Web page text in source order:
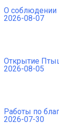
О соблюдении
2026-08-07
Открытие
2026-08-05
Работы по
2026-07-30